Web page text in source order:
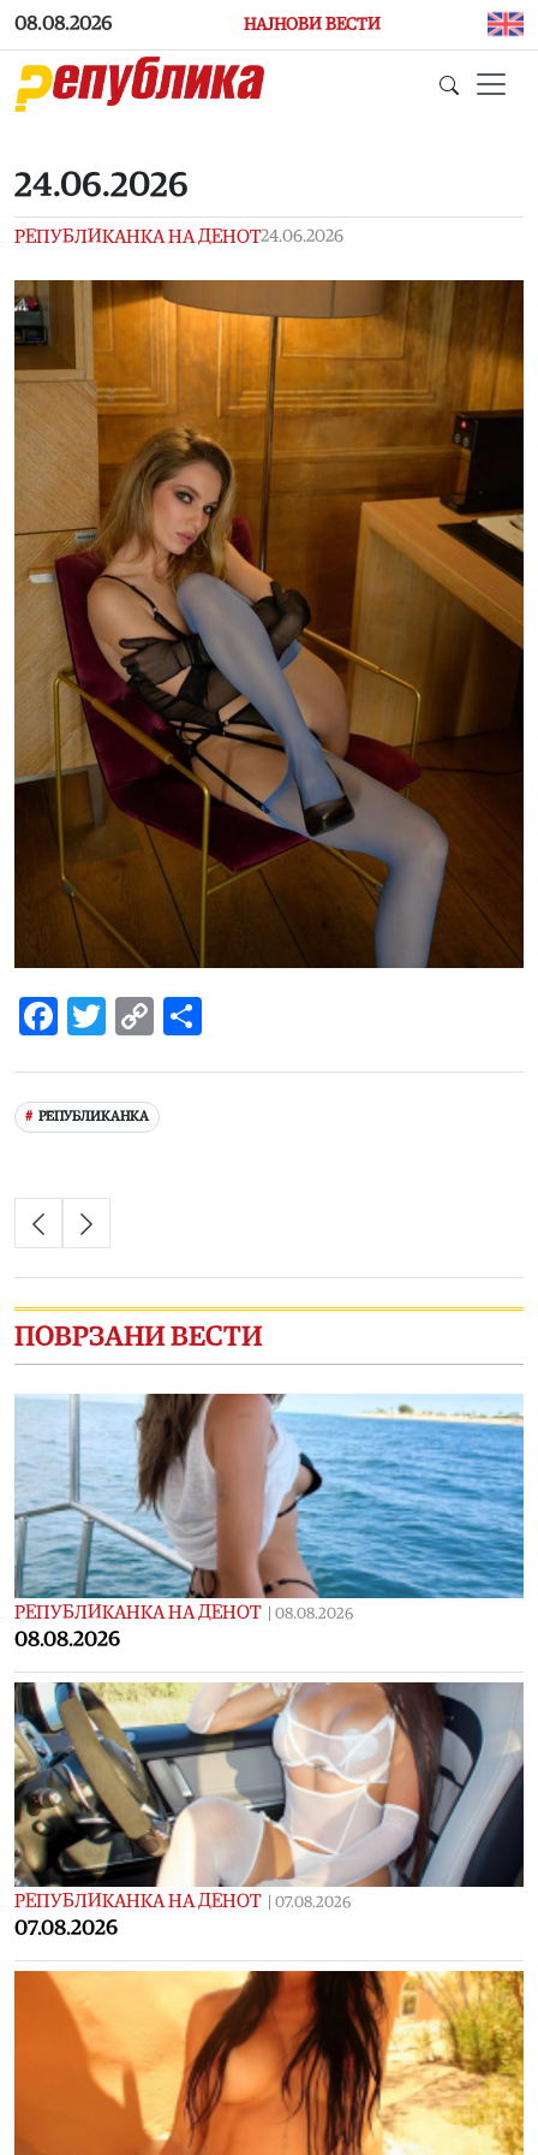
Skip to main content
08.08.2026 НАЈНОВИ ВЕСТИ
24.06.2026
РЕПУБЛИКАНКА НА ДЕНОТ24.06.2026
Facebook
Twitter
Copy
РЕПУБЛИКАНКА
ПОВРЗАНИ ВЕСТИ
РЕПУБЛИКАНКА НА ДЕНОТ | 08.08.2026
08.08.2026
РЕПУБЛИКАНКА НА ДЕНОТ | 07.08.2026
07.08.2026